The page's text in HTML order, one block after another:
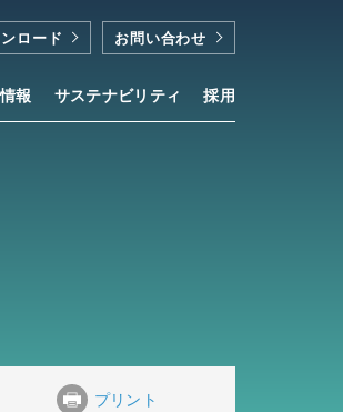
報 サステナビリティ 採用
ロード お問い合わせ
プリント